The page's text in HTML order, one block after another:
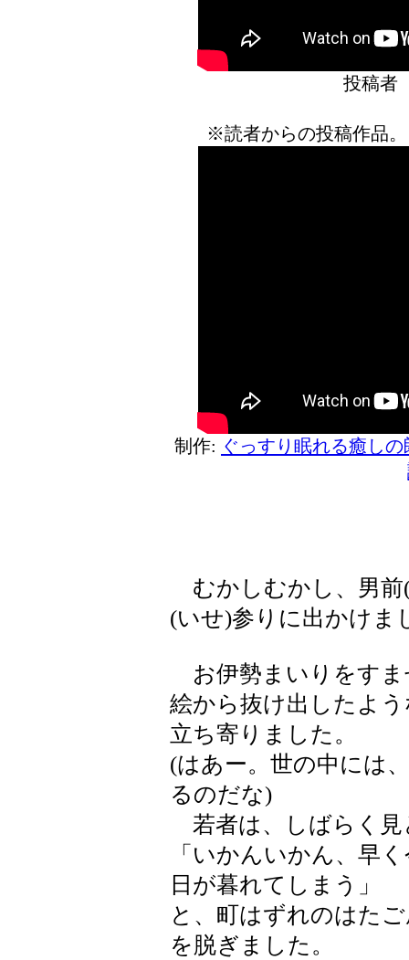
投稿
※読者からの投稿作品
制作: ぐっすり眠れる癒し
むかしむかし、男前
(いせ)参りに出かけま
お伊勢まいりをすま
絵から抜け出したよ
立ち寄りました。
(はあー。世の中には
るのだな)
若者は、しばらく見
「いかんいかん、早
日が暮れてしまう」
と、町はずれのはた
を脱ぎました。